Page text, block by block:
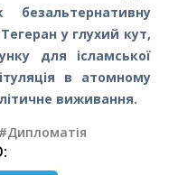
у глухий кут,
для ісламської
в атомному
виживання.
#Дипломатія